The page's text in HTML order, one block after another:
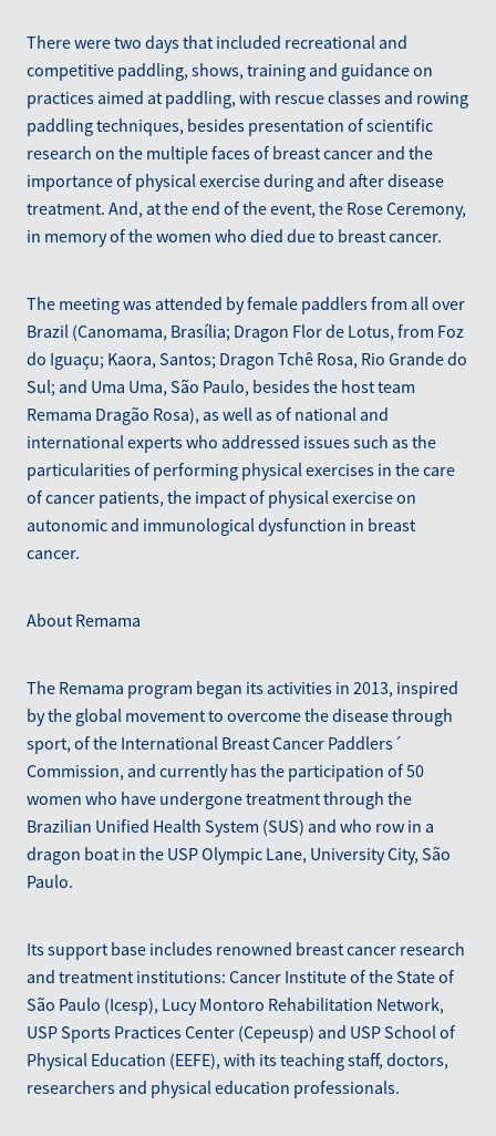
There were two days that included recreational and
competitive paddling, shows, training and guidance on
practices aimed at paddling, with rescue classes and rowing
paddling techniques, besides presentation of scientific
research on the multiple faces of breast cancer and the
importance of physical exercise during and after disease
treatment. And, at the end of the event, the Rose Ceremony,
in memory of the women who died due to breast cancer.
The meeting was attended by female paddlers from all over
Brazil (Canomama, Brasília; Dragon Flor de Lotus, from Foz
do Iguaçu; Kaora, Santos; Dragon Tchê Rosa, Rio Grande do
Sul; and Uma Uma, São Paulo, besides the host team
Remama Dragão Rosa), as well as of national and
international experts who addressed issues such as the
particularities of performing physical exercises in the care
of cancer patients, the impact of physical exercise on
autonomic and immunological dysfunction in breast
cancer.
About Remama
The Remama program began its activities in 2013, inspired
by the global movement to overcome the disease through
sport, of the International Breast Cancer Paddlers´
Commission, and currently has the participation of 50
women who have undergone treatment through the
Brazilian Unified Health System (SUS) and who row in a
dragon boat in the USP Olympic Lane, University City, São
Paulo.
Its support base includes renowned breast cancer research
and treatment institutions: Cancer Institute of the State of
São Paulo (Icesp), Lucy Montoro Rehabilitation Network,
USP Sports Practices Center (Cepeusp) and USP School of
Physical Education (EEFE), with its teaching staff, doctors,
researchers and physical education professionals.